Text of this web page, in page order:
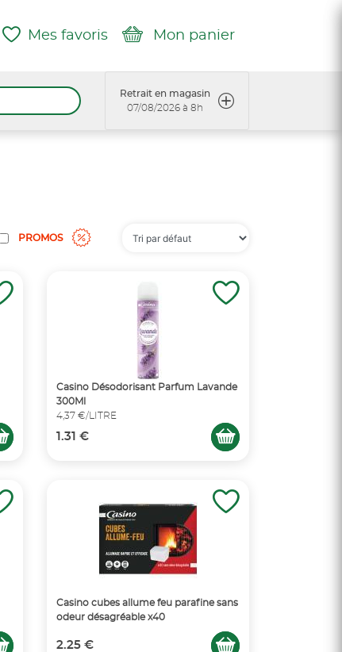
Mes favoris Mon panier
Retrait en magasin
07/08/2026 à 8h
PROMOS
Casino Désodorisant Parfum Lavande
300Ml
4,37 €/LITRE
1.31 €
Casino cubes allume feu parafine sans
odeur désagréable x40
2.25 €